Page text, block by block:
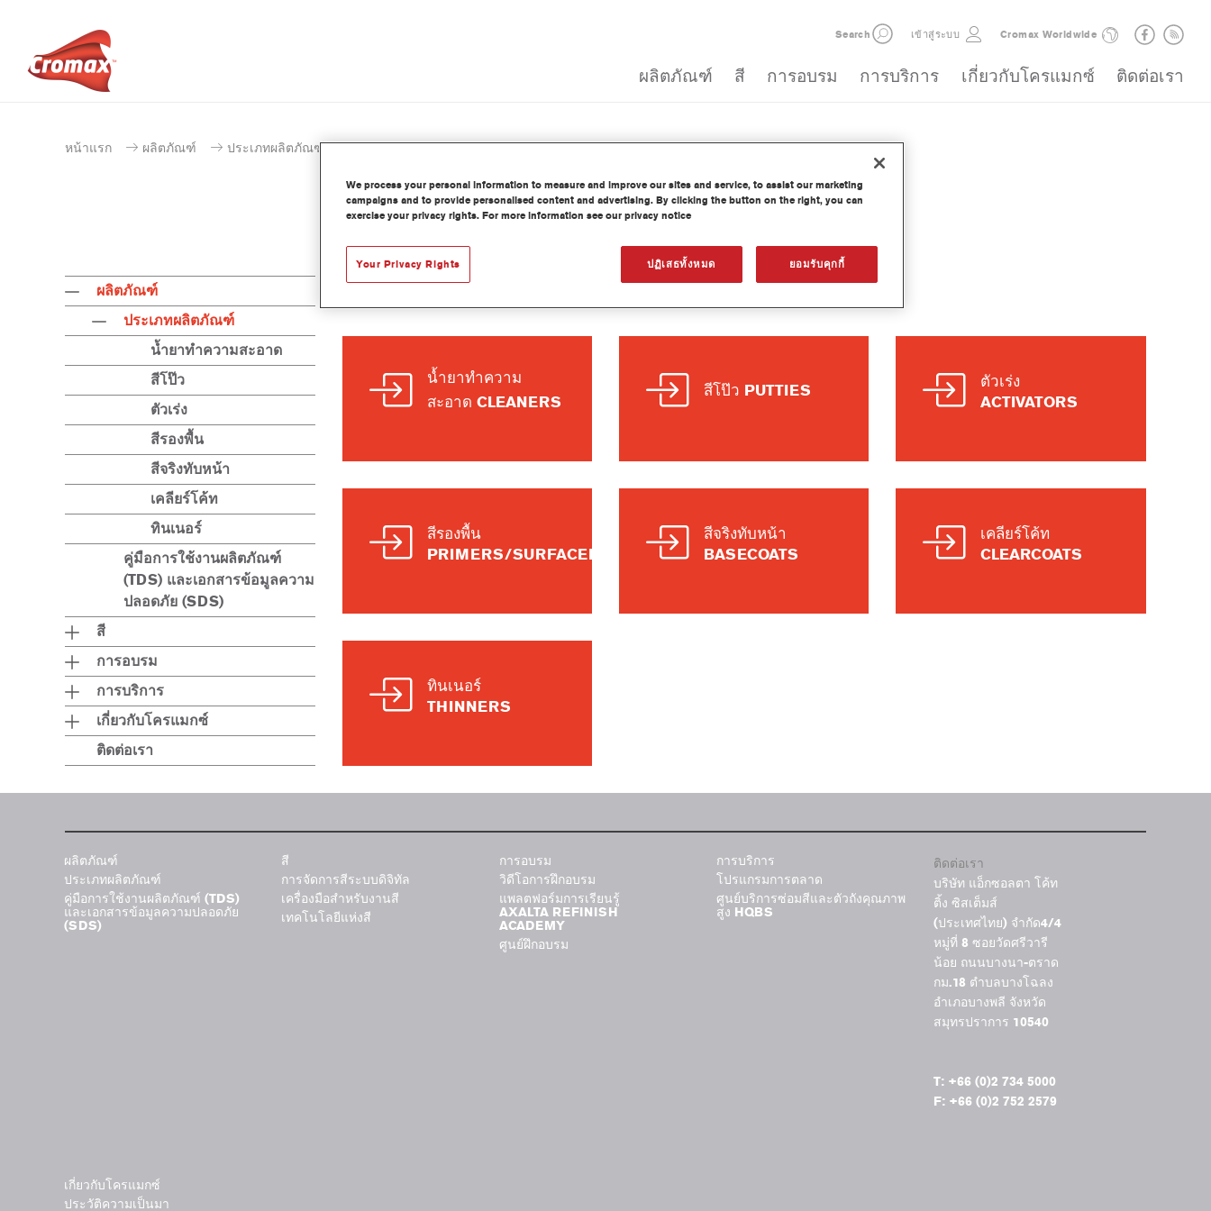
Search เข้าสู่ระบบ Cromax Worldwide
ผลิตภัณฑ์ สี การอบรม การบริการ เกี่ยวกับโครแมกซ์ ติดต่อเรา
หน้าแรก ผลิตภัณฑ์ ประเภทผลิตภัณฑ์
ผลิตภัณฑ์
ประเภทผลิตภัณฑ์
น้ำยาทำความสะอาด
สีโป๊ว
ตัวเร่ง
สีรองพื้น
สีจริงทับหน้า
เคลียร์โค้ท
ทินเนอร์
คู่มือการใช้งานผลิตภัณฑ์
(TDS) และเอกสารข้อมูลความ
ปลอดภัย (SDS)
สี
การอบรม
การบริการ
เกี่ยวกับโครแมกซ์
ติดต่อเรา
ประเภทผลิตภัณฑ์
น้ำยาทำความ
สะอาด CLEANERS
สีโป๊ว PUTTIES
ตัวเร่ง
ACTIVATORS
สีรองพื้น
PRIMERS/SURFACERS
สีจริงทับหน้า
BASECOATS
เคลียร์โค้ท
CLEARCOATS
ทินเนอร์
THINNERS
ผลิตภัณฑ์
ประเภทผลิตภัณฑ์
คู่มือการใช้งานผลิตภัณฑ์ (TDS)
และเอกสารข้อมูลความปลอดภัย
(SDS)
สี
การจัดการสีระบบดิจิทัล
เครื่องมือสำหรับงานสี
เทคโนโลยีแห่งสี
การอบรม
วิดีโอการฝึกอบรม
แพลตฟอร์มการเรียนรู้
AXALTA REFINISH
ACADEMY
ศูนย์ฝึกอบรม
การบริการ
โปรแกรมการตลาด
ศูนย์บริการซ่อมสีและตัวถังคุณภาพ
สูง HQBS
เกี่ยวกับโครแมกซ์
ประวัติความเป็นมา
ติดต่อเรา
บริษัท แอ็กซอลตา โค้ท
ติ้ง ซิสเต็มส์
(ประเทศไทย) จำกัด4/4
หมู่ที่ 8 ซอยวัดศรีวารี
น้อย ถนนบางนา-ตราด
กม.18 ตำบลบางโฉลง
อำเภอบางพลี จังหวัด
สมุทรปราการ 10540
T: +66 (0)2 734 5000
F: +66 (0)2 752 2579
We process your personal information to measure and improve our sites and service, to assist our marketing
campaigns and to provide personalised content and advertising. By clicking the button on the right, you can
exercise your privacy rights. For more information see our privacy notice
ปฏิเสธทั้งหมด ยอมรับคุกกี้
Your Privacy Rights